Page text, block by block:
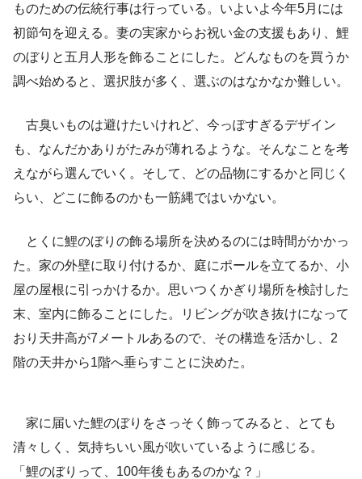
ものための伝統行事は行っている。いよいよ今年5月には
初節句を迎える。妻の実家からお祝い金の支援もあり、鯉
のぼりと五月人形を飾ることにした。どんなものを買うか
調べ始めると、選択肢が多く、選ぶのはなかなか難しい。
古臭いものは避けたいけれど、今っぽすぎるデザイン
も、なんだかありがたみが薄れるような。そんなことを考
えながら選んでいく。そして、どの品物にするかと同じく
らい、どこに飾るのかも一筋縄ではいかない。
とくに鯉のぼりの飾る場所を決めるのには時間がかかっ
た。家の外壁に取り付けるか、庭にポールを立てるか、小
屋の屋根に引っかけるか。思いつくかぎり場所を検討した
末、室内に飾ることにした。リビングが吹き抜けになって
おり天井高が7メートルあるので、その構造を活かし、2
階の天井から1階へ垂らすことに決めた。
家に届いた鯉のぼりをさっそく飾ってみると、とても
清々しく、気持ちいい風が吹いているように感じる。
「 鯉のぼりって、100年後もあるのかな？」